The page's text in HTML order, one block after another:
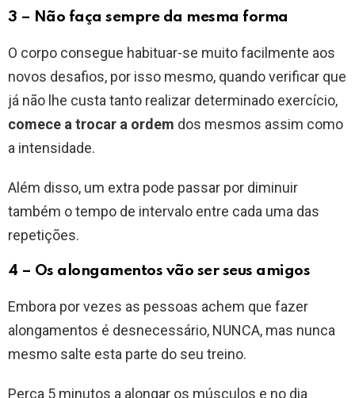
3 – Não faça sempre da mesma forma
O corpo consegue habituar-se muito facilmente aos
novos desafios, por isso mesmo, quando verificar que
já não lhe custa tanto realizar determinado exercício,
comece a trocar a ordem dos mesmos assim como
a intensidade.
Além disso, um extra pode passar por diminuir
também o tempo de intervalo entre cada uma das
repetições.
4 – Os alongamentos vão ser seus amigos
Embora por vezes as pessoas achem que fazer
alongamentos é desnecessário, NUNCA, mas nunca
mesmo salte esta parte do seu treino.
Perca 5 minutos a alongar os músculos e no dia